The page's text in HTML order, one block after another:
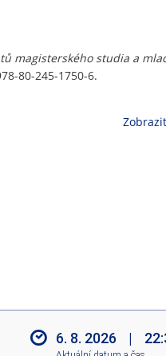
magisterského studia a
80-245-1750-6.
6. 8. 2026 |